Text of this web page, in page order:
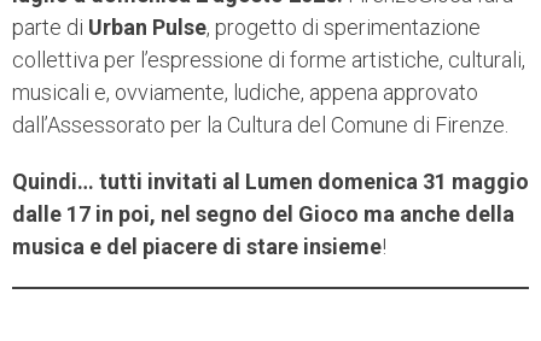
parte di Urban Pulse, progetto di sperimentazione
collettiva per l’espressione di forme artistiche, culturali,
musicali e, ovviamente, ludiche, appena approvato
dall’Assessorato per la Cultura del Comune di Firenze.
Quindi… tutti invitati al Lumen domenica 31 maggio
dalle 17 in poi, nel segno del Gioco ma anche della
musica e del piacere di stare insieme!